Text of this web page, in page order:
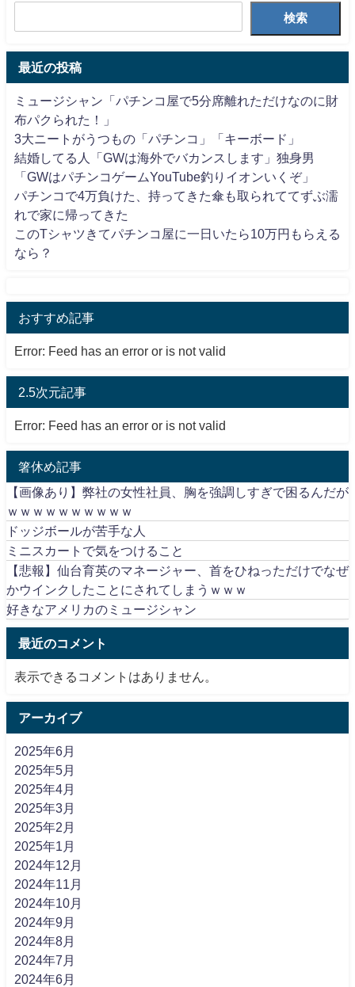
検索
最近の投稿
ミュージシャン「パチンコ屋で5分席離れただけなのに財
布パクられた！」
3大ニートがうつもの「パチンコ」「キーボード」
結婚してる人「GWは海外でバカンスします」独身男
「GWはパチンコゲームYouTube釣りイオンいくぞ」
パチンコで4万負けた、持ってきた傘も取られててずぶ濡
れで家に帰ってきた
このTシャツきてパチンコ屋に一日いたら10万円もらえる
なら？
おすすめ記事
Error: Feed has an error or is not valid
2.5次元記事
Error: Feed has an error or is not valid
箸休め記事
【画像あり】弊社の女性社員、胸を強調しすぎで困るんだが
ｗｗｗｗｗｗｗｗｗｗ
ドッジボールが苦手な人
ミニスカートで気をつけること
【悲報】仙台育英のマネージャー、首をひねっただけでなぜ
かウインクしたことにされてしまうｗｗｗ
好きなアメリカのミュージシャン
最近のコメント
表示できるコメントはありません。
アーカイブ
2025年6月
2025年5月
2025年4月
2025年3月
2025年2月
2025年1月
2024年12月
2024年11月
2024年10月
2024年9月
2024年8月
2024年7月
2024年6月